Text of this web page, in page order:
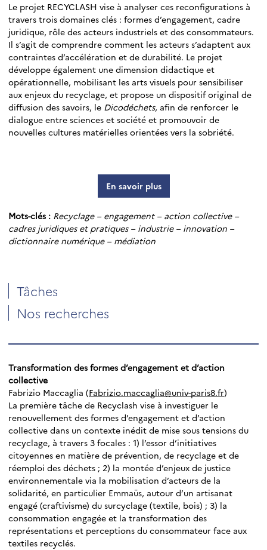
Le projet RECYCLASH vise à analyser ces reconfigurations à
travers trois domaines clés : formes d’engagement, cadre
juridique, rôle des acteurs industriels et des consommateurs.
Il s’agit de comprendre comment les acteurs s’adaptent aux
contraintes d’accélération et de durabilité. Le projet
développe également une dimension didactique et
opérationnelle, mobilisant les arts visuels pour sensibiliser
aux enjeux du recyclage, et propose un dispositif original de
diffusion des savoirs, le Dicodéchets, afin de renforcer le
dialogue entre sciences et société et promouvoir de
nouvelles cultures matérielles orientées vers la sobriété.
En savoir plus
Mots-clés : Recyclage – engagement – action collective –
cadres juridiques et pratiques – industrie – innovation –
dictionnaire numérique – médiation
Tâches
Nos recherches
Transformation des formes d’engagement et d’action
collective
Fabrizio Maccaglia (Fabrizio.maccaglia@univ-paris8.fr)
La première tâche de Recyclash vise à investiguer le
renouvellement des formes d’engagement et d’action
collective dans un contexte inédit de mise sous tensions du
recyclage, à travers 3 focales : 1) l’essor d’initiatives
citoyennes en matière de prévention, de recyclage et de
réemploi des déchets ; 2) la montée d’enjeux de justice
environnementale via la mobilisation d’acteurs de la
solidarité, en particulier Emmaüs, autour d’un artisanat
engagé (craftivisme) du surcyclage (textile, bois) ; 3) la
consommation engagée et la transformation des
représentations et perceptions du consommateur face aux
textiles recyclés.